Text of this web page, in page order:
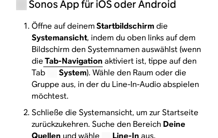
Sonos App für iOS oder Android
Öffne auf deinemStartbildschirmdie
Systemansicht, indem du oben links auf dem
Bildschirm den Systemnamen auswählst (wenn
dieTab-Navigation aktiviert ist, tippe auf den
Tab
System). Wähle den Raum oder die
Gruppe aus, in der du Line-In-Audio abspielen
möchtest.
Schließe die Systemansicht, um zur Startseite
zurückzukehren. Suche den Bereich Deine
Quellen und wähle Line-In aus.